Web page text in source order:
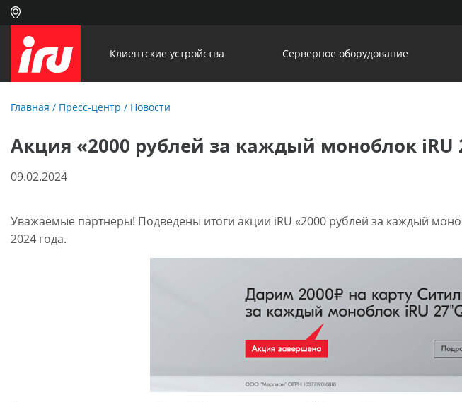
Клиентские устройства Серверное оборудование
Главная / Пресс-центр / Новости
Акция «2000 рублей за каждый моноблок iRU
09.02.2024
Уважаемые партнеры! Подведены итоги акции iRU «2000 рублей за каждый
2024 года.